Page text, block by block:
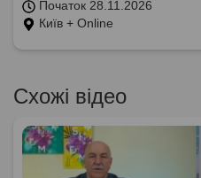
Початок 28.11.2026
Київ + Online
Схожі відео